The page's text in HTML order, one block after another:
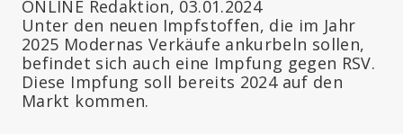
ONLINE Redaktion, 03.01.2024
Unter den neuen Impfstoffen, die im Jahr
2025 Modernas Verkäufe ankurbeln sollen,
befindet sich auch eine Impfung gegen RSV.
Diese Impfung soll bereits 2024 auf den
Markt kommen.